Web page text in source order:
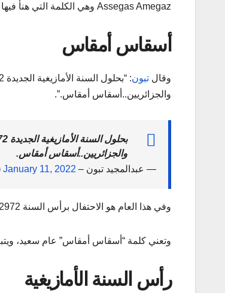
Assegas Amegaz وهي الكلمة التي هنأ فيها الرئيس الجزائري
أسقاس أمقاس
وقال تبون
والجزائريين..أسقاس أمقاس.”.
والجزائريين..أسقاس أمقاس.
— عبدالمجيد تبون – Abdelmadjid Tebboune (@TebbouneAmadjid) January 11, 2022
وفي هذا العام هو الاحتفال برأس السنة 2972 الأمازيغية، ويُطلق عليها اسم احتفالية “الناير” أو “تبورت أوسقاس”.
وتعني كلمة “أسقاس أمقاس” عام سعيد،
رأس السنة الأمازيغية